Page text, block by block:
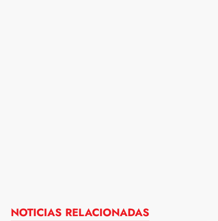
NOTICIAS RELACIONADAS